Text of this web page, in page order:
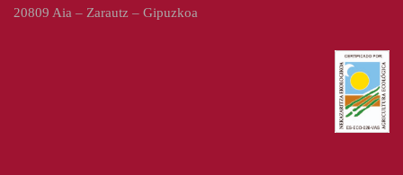
20809 Aia – Zarautz – Gipuzkoa